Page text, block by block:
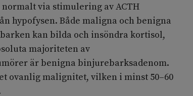
via stimulering av ACTH
hypofysen. Både maligna och benigna
kan bilda och insöndra kortisol,
majoriteten av
är benignabinjurebarksadenom.
ovanlig malignitet, vilken i minst 50–60